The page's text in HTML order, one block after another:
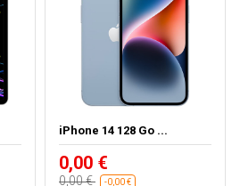
iPhone 14 128 Go ...
0,00 €
0,00 € -0,00 €